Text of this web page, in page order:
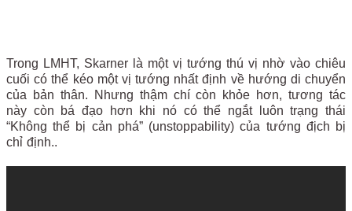
Trong LMHT, Skarner là một vị tướng thú vị nhờ vào chiêu
cuối có thể kéo một vị tướng nhất định về hướng di chuyển
của bản thân. Nhưng thậm chí còn khỏe hơn, tương tác
này còn bá đạo hơn khi nó có thể ngắt luôn trạng thái
“Không thể bị cản phá” (unstoppability) của tướng địch bị
chỉ định..